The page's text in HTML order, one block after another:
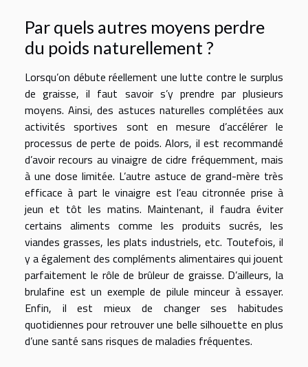
Par quels autres moyens perdre
du poids naturellement ?
Lorsqu’on débute réellement une lutte contre le surplus
de graisse, il faut savoir s’y prendre par plusieurs
moyens. Ainsi, des astuces naturelles complétées aux
activités sportives sont en mesure d’accélérer le
processus de perte de poids. Alors, il est recommandé
d’avoir recours au vinaigre de cidre fréquemment, mais
à une dose limitée. L’autre astuce de grand-mère très
efficace à part le vinaigre est l’eau citronnée prise à
jeun et tôt les matins. Maintenant, il faudra éviter
certains aliments comme les produits sucrés, les
viandes grasses, les plats industriels, etc. Toutefois, il
y a également des compléments alimentaires qui jouent
parfaitement le rôle de brûleur de graisse. D’ailleurs, la
brulafine est un exemple de pilule minceur à essayer.
Enfin, il est mieux de changer ses habitudes
quotidiennes pour retrouver une belle silhouette en plus
d’une santé sans risques de maladies fréquentes.